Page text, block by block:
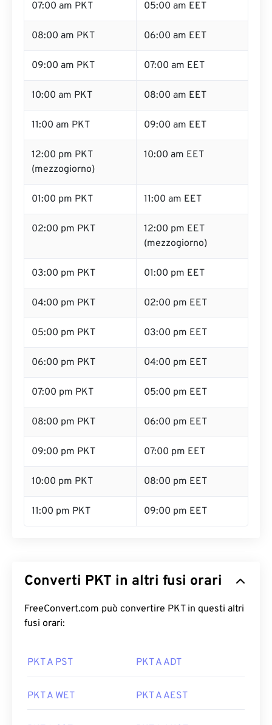
07:00 am PKT 05:00 am EET
08:00 am PKT 06:00 am EET
09:00 am PKT 07:00 am EET
10:00 am PKT 08:00 am EET
11:00 am PKT 09:00 am EET
12:00 pm PKT
(mezzogiorno)
10:00 am EET
01:00 pm PKT 11:00 am EET
02:00 pm PKT
12:00 pm EET
(mezzogiorno)
03:00 pm PKT 01:00 pm EET
04:00 pm PKT 02:00 pm EET
05:00 pm PKT 03:00 pm EET
06:00 pm PKT 04:00 pm EET
07:00 pm PKT 05:00 pm EET
08:00 pm PKT 06:00 pm EET
09:00 pm PKT 07:00 pm EET
10:00 pm PKT 08:00 pm EET
11:00 pm PKT 09:00 pm EET
Converti PKT in altri fusi orari
FreeConvert.com può convertire PKT in questi altri
fusi orari:
PKT A PST PKT A ADT
PKT A WET PKT A AEST